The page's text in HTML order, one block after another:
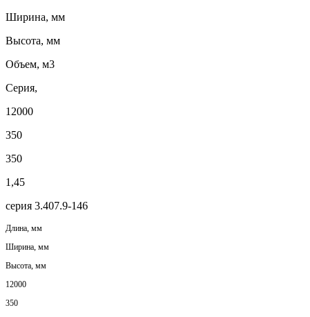
Ширина, мм
Высота, мм
Объем, м3
Серия,
12000
350
350
1,45
серия 3.407.9-146
Длина, мм
Ширина, мм
Высота, мм
12000
350